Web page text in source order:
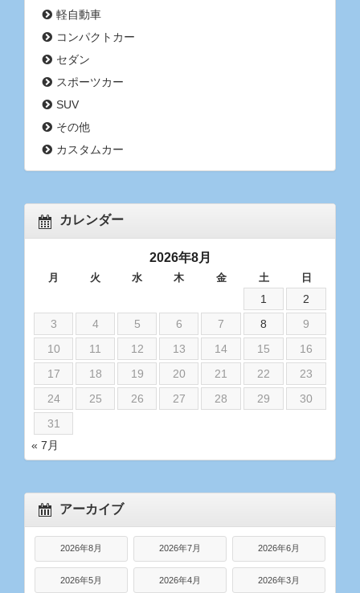
軽自動車
コンパクトカー
セダン
スポーツカー
SUV
その他
カスタムカー
カレンダー
2026年8月
月 火 水 木 金 土 日
1
2
3
4 5 6 7 8
9
10
11 12 13 14 15
16
17
18 19 20 21 22
23
24
25 26 27 28 29
30
31
« 7月
アーカイブ
2026年8月 2026年7月 2026年6月
2026年5月 2026年4月 2026年3月